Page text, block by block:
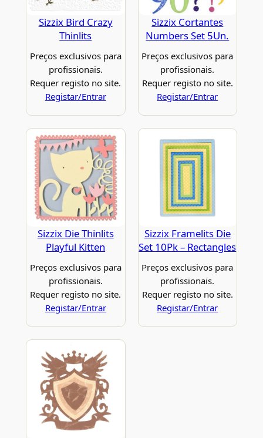
Sizzix Bird Crazy
Thinlits
Preços exclusivos para
profissionais.
Requer registo no site.
Registar/Entrar
Sizzix Cortantes
Numbers Set 5Un.
Preços exclusivos para
profissionais.
Requer registo no site.
Registar/Entrar
Sizzix Die Thinlits
Playful Kitten
Preços exclusivos para
profissionais.
Requer registo no site.
Registar/Entrar
Sizzix Framelits Die
Set 10Pk – Rectangles
Preços exclusivos para
profissionais.
Requer registo no site.
Registar/Entrar